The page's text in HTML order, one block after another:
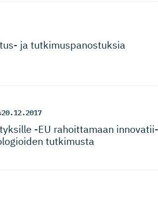
ja tutkimuspa­nos­tuksia
20.12.2017
-EU rahoittamaan innovatii­
tutkimusta